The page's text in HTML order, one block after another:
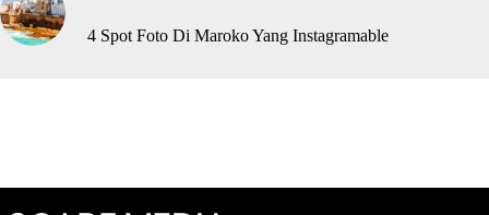
4 Spot Foto Di Maroko Yang Instagramable